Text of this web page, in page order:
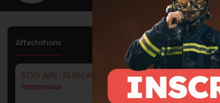
Affectations
SDIS AIN : BUREAU GESTION ADMINISTRATIVE
Responsable